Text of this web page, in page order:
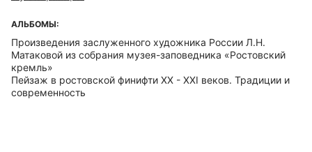
АЛЬБОМЫ:
Произведения заслуженного художника России Л.Н.
Матаковой из собрания музея-заповедника «Ростовский
кремль»
Пейзаж в ростовской финифти ХХ - ХХI веков. Традиции и
современность